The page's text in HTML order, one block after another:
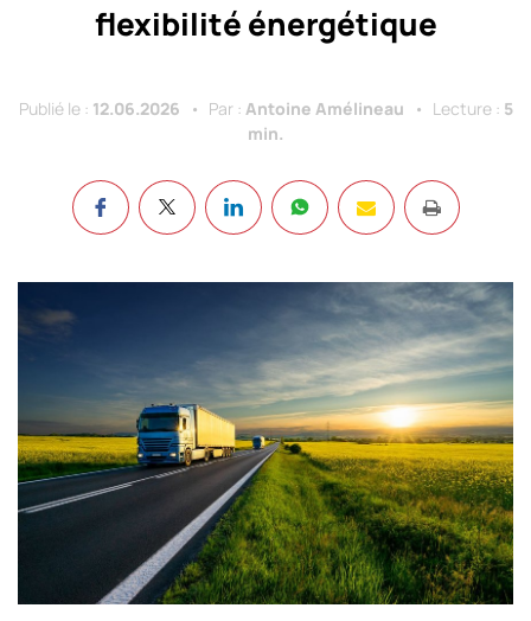
flexibilité énergétique
Publié le : 12.06.2026 Par : Antoine Amélineau Lecture : 5
min.